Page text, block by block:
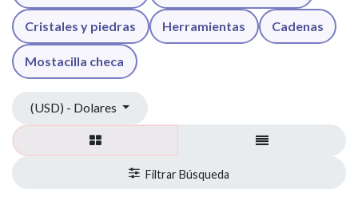
Cristales y piedras Herramientas Cadenas
Mostacilla checa
(USD) - Dolares